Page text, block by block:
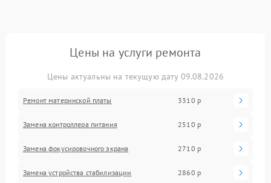
Цены на услуги ремонта
Цены актуальны на текущую дату 09.08.2026
Ремонт материнской платы 3310 р
Замена контроллера питания 2510 р
Замена фокусировочного экрана 2710 р
Замена устройства стабилизации 2860 р